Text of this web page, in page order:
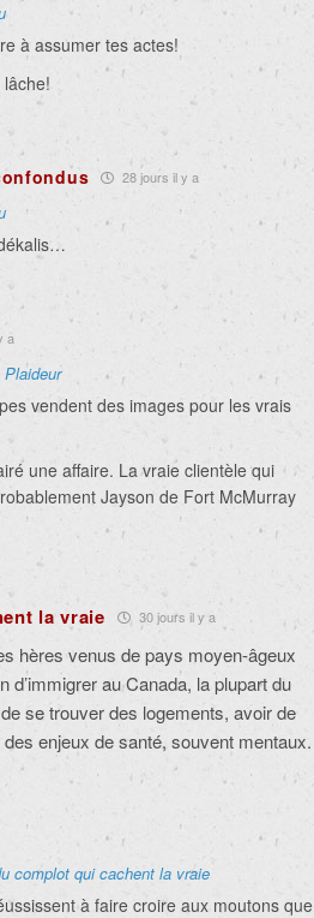
à assumer tes actes!
lâche!
28 jours il y a
a
vendent des images pour les vrais
une affaire. La vraie clientèle qui
Jayson de Fort McMurray
la vraie 30 jours il y a
hères venus de pays moyen-âgeux
d’immigrer au Canada, la plupart du
se trouver des logements, avoir de
enjeux de santé, souvent mentaux.
complot qui cachent la vraie
à faire croire aux moutons que